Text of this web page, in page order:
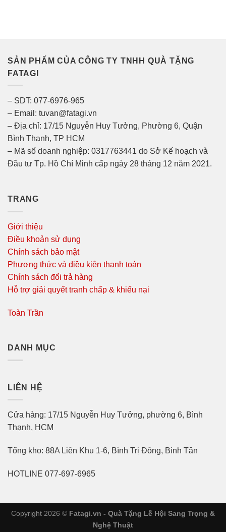
SẢN PHẨM CỦA CÔNG TY TNHH QUÀ TẶNG
FATAGI
– SDT: 077-6976-965
– Email: tuvan@fatagi.vn
– Địa chỉ: 17/15 Nguyễn Huy Tưởng, Phường 6, Quận
Bình Thạnh, TP HCM
– Mã số doanh nghiệp: 0317763441 do Sở Kế hoạch và
Đầu tư Tp. Hồ Chí Minh cấp ngày 28 tháng 12 năm 2021.
TRANG
Giới thiệu
Điều khoản sử dụng
Chính sách bảo mật
Phương thức và điều kiện thanh toán
Chính sách đổi trả hàng
Hỗ trợ giải quyết tranh chấp & khiếu nại
Toàn Trần
DANH MỤC
LIÊN HỆ
Cửa hàng: 17/15 Nguyễn Huy Tưởng, phường 6, Bình
Thạnh, HCM
Tổng kho: 88A Liên Khu 1-6, Bình Trị Đông, Bình Tân
HOTLINE 077-697-6965
Copyright 2026 © Fatagi.vn - Quà Tặng Lễ Hội Sang Trọng &
Nghệ Thuật